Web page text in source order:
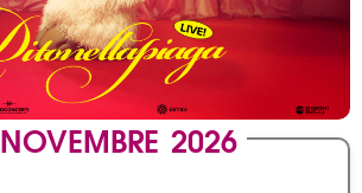
NOVEMBRE 2026